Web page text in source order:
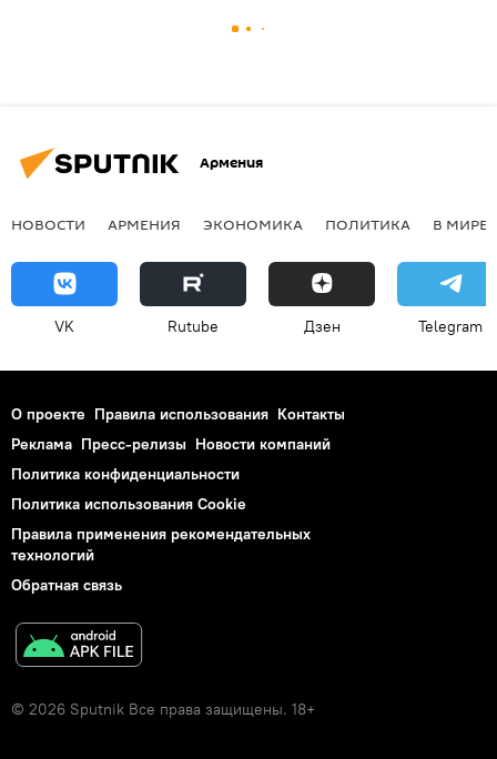
Армения
НОВОСТИ АРМЕНИЯ ЭКОНОМИКА ПОЛИТИКА В МИРЕ
VK Rutube Дзен Telegram
О проекте Правила использования Контакты
Реклама Пресс-релизы Новости компаний
Политика конфиденциальности
Политика использования Cookie
Правила применения рекомендательных
технологий
Обратная связь
© 2026 Sputnik Все права защищены. 18+